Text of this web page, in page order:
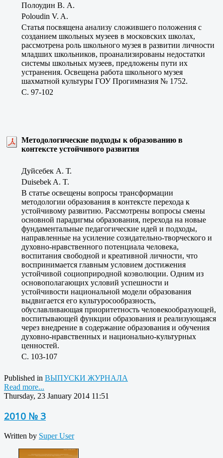
Полоудин В. А.
Poloudin V. A.
Статья посвящена анализу сложившего положения с
созданием школьных музеев в московских школах,
рассмотрена роль школьного музея в развитии личности
младших школьников, проанализированы недостатки
системы школьных музеев, предложены пути их
устранения. Освещена работа школьного музея
шахматной культуры ГОУ Прогимназия № 1752.
C. 97-102
Методологические подходы к образованию в
контексте устойчивого развития
Дуйсебек А. Т.
Duisebek A. T.
В статье освещены вопросы трансформации
методологии образования в контексте перехода к
устойчивому развитию. Рассмотрены вопросы смены
основной парадигмы образования, перехода на новые
фундаментальные педагогические идей и подходы,
направленные на усиление созидательно-творческого и
духовно-нравственного потенциала человека,
воспитания свободной и креативной личности, что
воспринимается главным условием достижения
устойчивой социоприродной коэволюции. Одним из
основополагающих условий успешности и
устойчивости национальной модели образования
выдвигается его культуросообразность,
обуславливающая приоритетность человекообразующей,
воспитывающей функции образования и реализующаяся
через внедрение в содержание образования и обучения
духовно-нравственных и национально-культурных
ценностей.
C. 103-107
Published in ВЫПУСКИ ЖУРНАЛА
Read more...
Thursday, 23 January 2014 11:51
2010 № 3
Written by Super User